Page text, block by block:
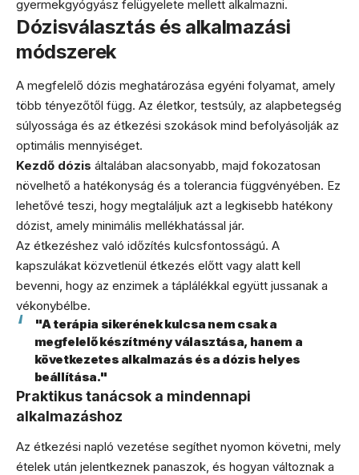
gyermekgyógyász felügyelete mellett alkalmazni.
Dózisválasztás és alkalmazási
módszerek
A megfelelő dózis meghatározása egyéni folyamat, amely
több tényezőtől függ. Az életkor, testsúly, az alapbetegség
súlyossága és az étkezési szokások mind befolyásolják az
optimális mennyiséget.
Kezdő dózis általában alacsonyabb, majd fokozatosan
növelhető a hatékonyság és a tolerancia függvényében. Ez
lehetővé teszi, hogy megtaláljuk azt a legkisebb hatékony
dózist, amely minimális mellékhatással jár.
Az étkezéshez való időzítés kulcsfontosságú. A
kapszulákat közvetlenül étkezés előtt vagy alatt kell
bevenni, hogy az enzimek a táplálékkal együtt jussanak a
vékonybélbe.
"A terápia sikerének kulcsa nem csak a
megfelelő készítmény választása, hanem a
következetes alkalmazás és a dózis helyes
beállítása."
Praktikus tanácsok a mindennapi
alkalmazáshoz
Az étkezési napló vezetése segíthet nyomon követni, mely
ételek után jelentkeznek panaszok, és hogyan változnak a